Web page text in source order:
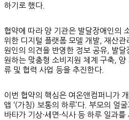
하기로 했다.
협약에 따라 양 기관은 발달장애인의
위한 디지털 플랫폼 모델 개발, 재산관
원인의 의견을 반영한 정보 공유, 발달
원하는 맞춤형 소비지원 체계 구축,
류 및 협력 사업 등을 추진한다.
이번 협약의 핵심은 여온앤컴퍼니가
앱 ‘(가칭) 보통의 하루’다. 부모의 얼
바타가 기상·세면·식사 등 하루 일과